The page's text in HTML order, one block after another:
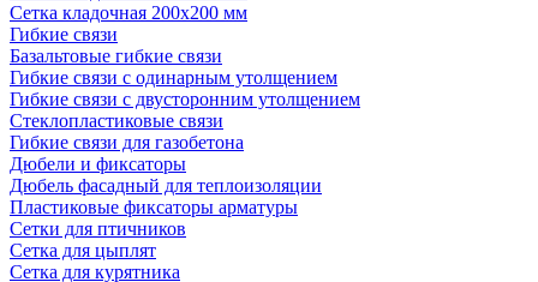
Сетка кладочная 200x200 мм
Гибкие связи
Базальтовые гибкие связи
Гибкие связи с одинарным утолщением
Гибкие связи с двусторонним утолщением
Стеклопластиковые связи
Гибкие связи для газобетона
Дюбели и фиксаторы
Дюбель фасадный для теплоизоляции
Пластиковые фиксаторы арматуры
Сетки для птичников
Сетка для цыплят
Сетка для курятника